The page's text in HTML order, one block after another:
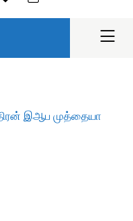
இஆப முத்தையா